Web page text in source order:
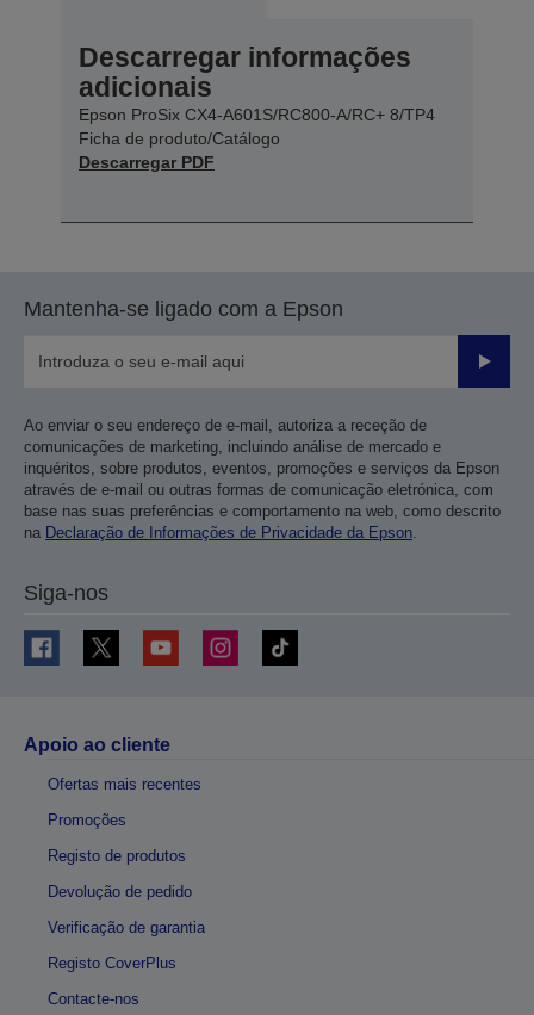
Descarregar informações
adicionais
Epson ProSix CX4-A601S/RC800-A/RC+ 8/TP4
Ficha de produto/Catálogo
Descarregar PDF
Mantenha-se ligado com a Epson
Enviar
Ao enviar o seu endereço de e-mail, autoriza a receção de
comunicações de marketing, incluindo análise de mercado e
inquéritos, sobre produtos, eventos, promoções e serviços da Epson
através de e-mail ou outras formas de comunicação eletrónica, com
base nas suas preferências e comportamento na web, como descrito
na Declaração de Informações de Privacidade da Epson
Siga-nos
Apoio ao cliente
Ofertas mais recentes
Promoções
Registo de produtos
Devolução de pedido
Verificação de garantia
Registo CoverPlus
Contacte-nos